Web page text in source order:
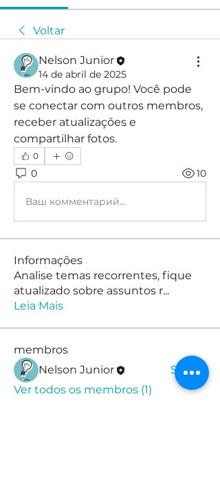
Voltar
Nelson Junior
14 de abril de 2025
Bem-vindo ao grupo! Você pode
se conectar com outros membros,
receber atualizações e
compartilhar fotos.
0
0 10
Ваш комментарий...
Informações
Analise temas recorrentes, fique
atualizado sobre assuntos r...
Leia Mais
membros
Nelson Junior
Seguir
Ver todos os membros (1)